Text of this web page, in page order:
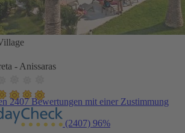
- Anissaras
2407 Bewertungen mit einer Zustimmung
(2407) 96%